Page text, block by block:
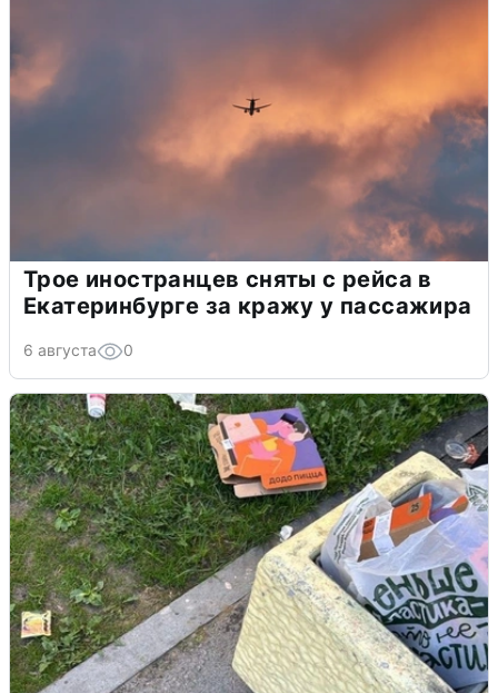
Трое иностранцев сняты с рейса в
Екатеринбурге за кражу у пассажира
6 августа 0